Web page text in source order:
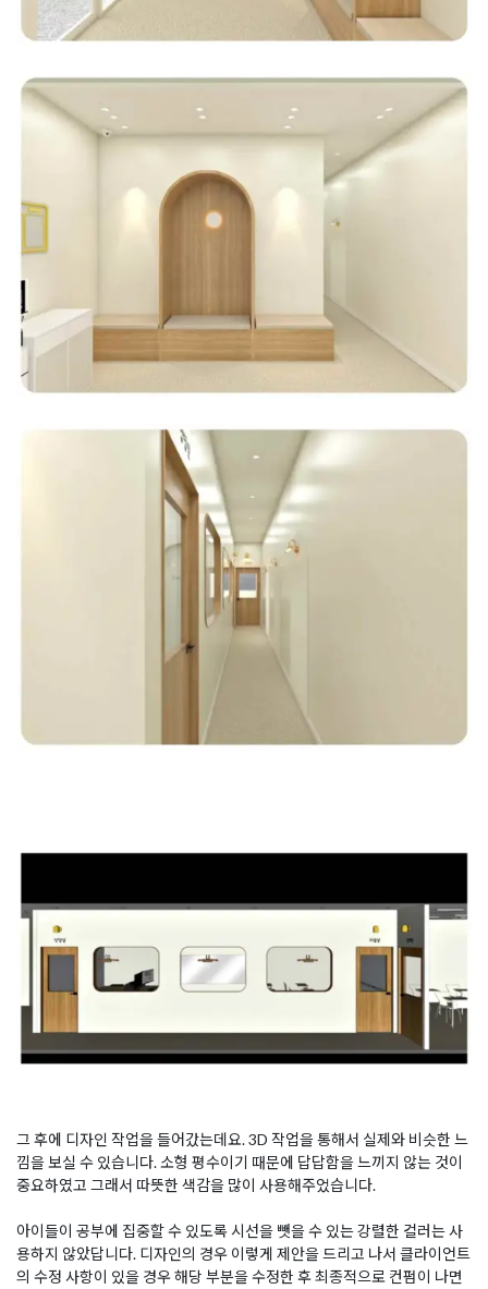
그 후에 디자인 작업을 들어갔는데요. 3D 작업을 통해서 실제와 비슷한 느
낌을 보실 수 있습니다. 소형 평수이기 때문에 답답함을 느끼지 않는 것이
중요하였고 그래서 따뜻한 색감을 많이 사용해주었습니다.
아이들이 공부에 집중할 수 있도록 시선을 뺏을 수 있는 강렬한 컬러는 사
용하지 않았답니다. 디자인의 경우 이렇게 제안을 드리고 나서 클라이언트
의 수정 사항이 있을 경우 해당 부분을 수정한 후 최종적으로 컨펌이 나면